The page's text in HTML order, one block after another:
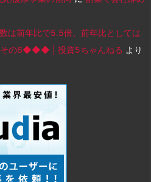
は前年比で5.5倍、前年比としては
の6◆◆◆ | 投資5ちゃんねる より